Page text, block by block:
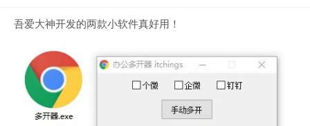
吾爱大神开发的两款小软件真好用！